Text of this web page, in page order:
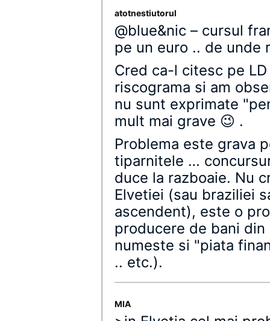
atotnestiutorul
@blue&nic – cursul
pe un euro .. de unde
Cred ca-l citesc pe
riscograma si am
nu sunt exprimate
mult mai grave 😉 .
Problema este grava
tiparnitele …
duce la razboaie. Nu
Elvetiei (sau braziliei
ascendent), este o
producere de bani
numeste si "piata
.. etc.).
MIA